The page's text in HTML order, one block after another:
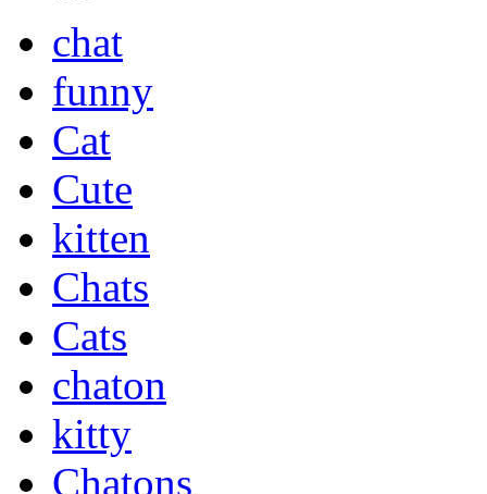
chat
funny
Cat
Cute
kitten
Chats
Cats
chaton
kitty
Chatons